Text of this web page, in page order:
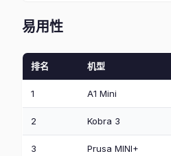
易用性
排名 机型
1 A1 Mini
2 Kobra 3
3 Prusa MINI+